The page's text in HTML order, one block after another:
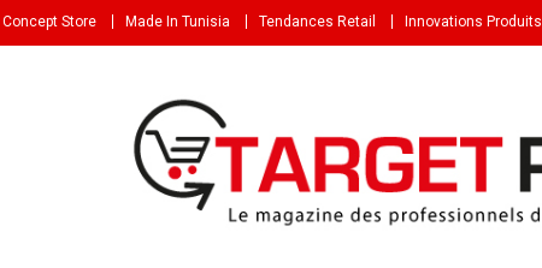
Concept Store Made In Tunisia Tendances Retail Innovations Produits